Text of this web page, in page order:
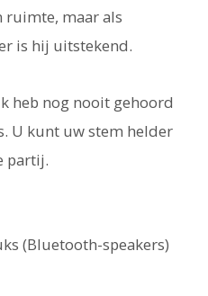
ruimte, maar als
is hij uitstekend.
heb nog nooit gehoord
U kunt uw stem helder
partij.
(Bluetooth-speakers)